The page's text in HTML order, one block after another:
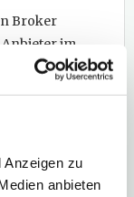
Anzeigen zu
anbieten
Broker
im
bei CFDs auf
Aktien
allerdings
sind CFD-